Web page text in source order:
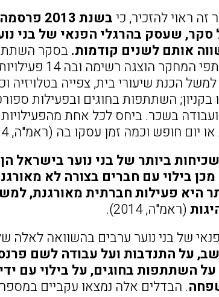
ראוי להזכיר, כי
בשנת
שעסק בהרגלי הפנאי של בני
אותם לשנים קודמות.
מייצג של
למשל הכנת שיעורי בית, צפייה
השתתפות בחוגים ובפעילות
בשכר. ביחס לכל אחת
חופש וכמה זמן עסקו בה (ראמ"ה, 2014).
ביותר של בני נוער בישראל
היא פעילות חברתית מאורגנת,
(ראמ"ה, 2014).
של בני נוער ערבים בהשוואה לאלה
על התנדבות ועל עבודה לשם
השתתפות בחוגים, על בילוי עם
. הבדלים אלה נמצאו עקביים